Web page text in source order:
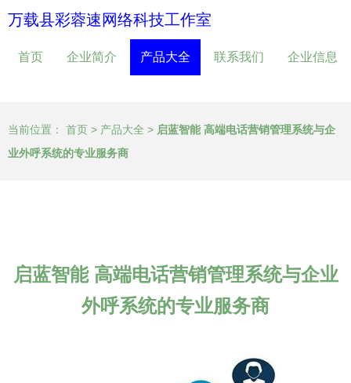
万载县彩蓉速网络科技工作室
首页 企业简介 产品大全 联系我们 企业信息
当前位置： 首页 > 产品大全 > 启蓝智能 高端电话营销管理系统与企
业外呼系统的专业服务商
启蓝智能 高端电话营销管理系统与企业
外呼系统的专业服务商